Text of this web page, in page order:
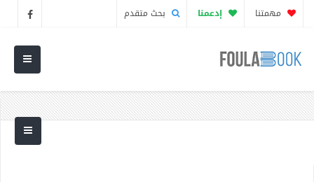
مهمتنا إدعمنا بحث متقدم